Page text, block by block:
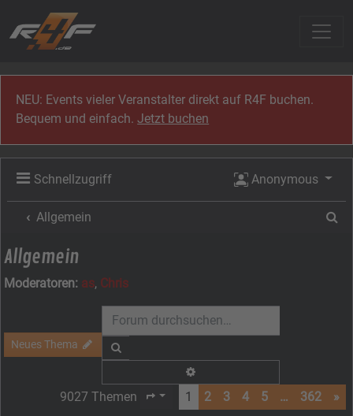
NEU: Events vieler Veranstalter direkt auf R4F buchen.
Bequem und einfach.Jetzt buchen
Schnellzugriff Anonymous
Allgemein
Allgemein
Moderatoren: as, Chris
Neues Thema
9027 Themen Seite von362
1 2 3 4 5 … 362 »